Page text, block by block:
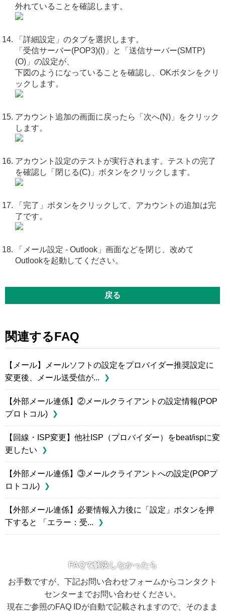
外れていることを確認します。
「詳細設定」のタブを選択します。
「受信サーバー(POP3)(I)」と「送信サーバー(SMTP)
(O)」の設定が、
下図のようになっていることを確認し、OKボタンをクリ
ックします。
アカウント追加の画面に戻ったら「次へ(N)」をクリック
します。
アカウント設定のテストが実行されます。テストの完了
を確認し「閉じる(C)」ボタンをクリックします。
「完了」ボタンをクリックして、アカウントの追加は完
了です。
「メール設定 - Outlook」画面などを閉じ、改めて
Outlookを起動してください。
戻る
関連するFAQ
【メール】メールソフトの設定をプロバイダー推奨設定に
変更後、メール送受信が...
【外部メール連係】②メールクライアントの設定情報(POP
プロトコル)
【回線・ISP変更】他社ISP（プロバイダー）をbeat/ispに変
更したい
【外部メール連係】③メールクライアントへの設定(POPプ
ロトコル)
【外部メール連係】必要情報入力後に「設定」ボタンを押
下すると 「エラー：受...
FAQで解決しなかったら
お手数ですが、下記お問い合わせフォームからコンタクト
センターまでお問い合わせください。
現在ご参照のFAQ IDが自動で記載されますので、そのまま